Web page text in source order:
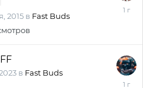
2015 в Fast Buds
28
в Fast Buds
28